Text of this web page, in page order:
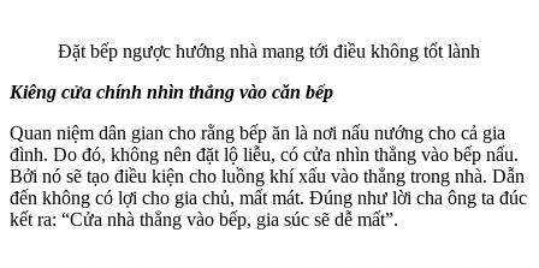
Đặt bếp ngược hướng nhà mang tới điều không tốt lành
Kiêng cửa chính nhìn thẳng vào căn bếp
Quan niệm dân gian cho rằng bếp ăn là nơi nấu nướng cho cả gia
đình. Do đó, không nên đặt lộ liễu, có cửa nhìn thẳng vào bếp nấu.
Bởi nó sẽ tạo điều kiện cho luồng khí xấu vào thẳng trong nhà. Dẫn
đến không có lợi cho gia chủ, mất mát. Đúng như lời cha ông ta đúc
kết ra: “Cửa nhà thẳng vào bếp, gia súc sẽ dễ mất”.